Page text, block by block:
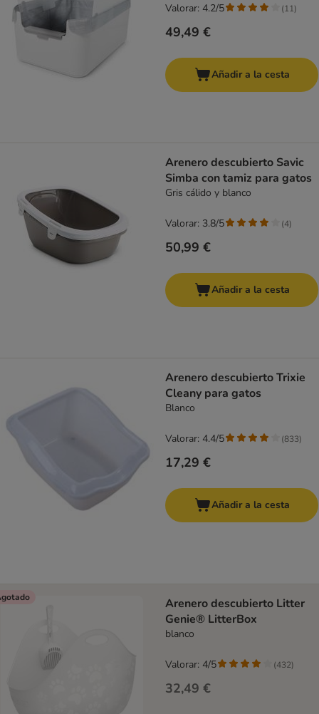
49,49 €
Valorar: 4.2/5 (11)
Añadir a la cesta
Arenero descubierto Savic
Simba con tamiz para gatos
Gris cálido y blanco
50,99 €
Valorar: 3.8/5 (4)
Añadir a la cesta
Arenero descubierto Trixie
Cleany para gatos
Blanco
17,29 €
Valorar: 4.4/5 (833)
Añadir a la cesta
Arenero descubierto Litter
Genie® LitterBox
blanco
32,49 €
Valorar: 4/5 (432)